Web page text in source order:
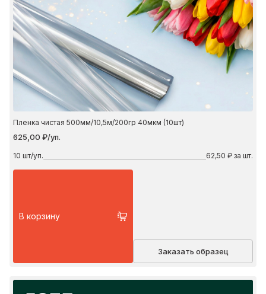
Пленка чистая 500мм/10,5м/200гр 40мкм (10шт)
625,00 ₽/уп.
10 шт/уп. 62,50 ₽ за шт.
В корзину
Заказать образец